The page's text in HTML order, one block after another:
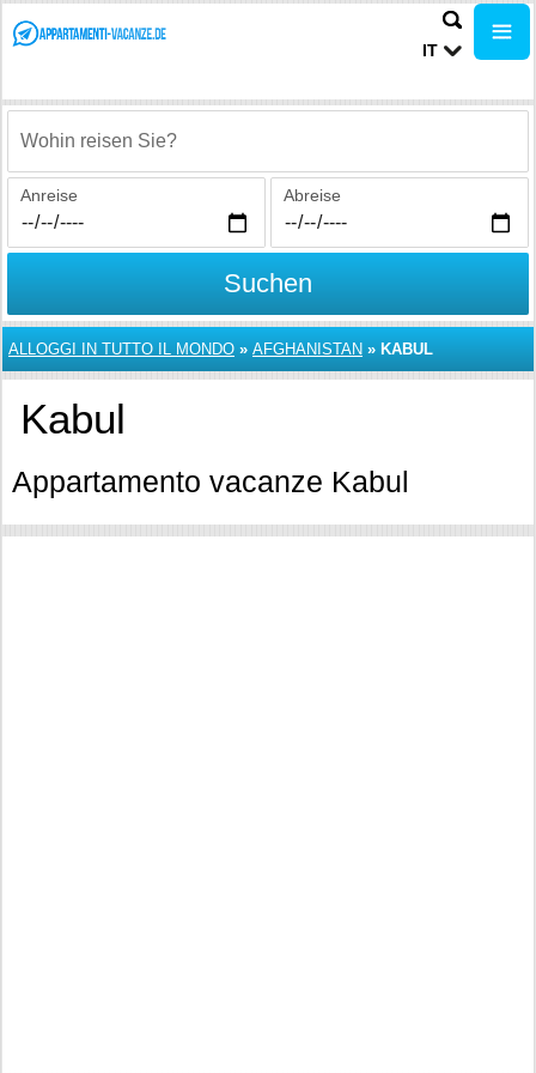
IT
Wohin reisen Sie?
Anreise Abreise
Suchen
ALLOGGI IN TUTTO IL MONDO » AFGHANISTAN » KABUL
Kabul
Appartamento vacanze Kabul